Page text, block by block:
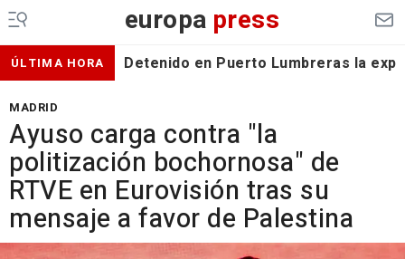
europa press
ÚLTIMA HORA Detenido en Puerto Lumbreras la
MADRID
Ayuso carga contra "la
politización bochornosa" de
RTVE en Eurovisión tras su
mensaje a favor de Palestina